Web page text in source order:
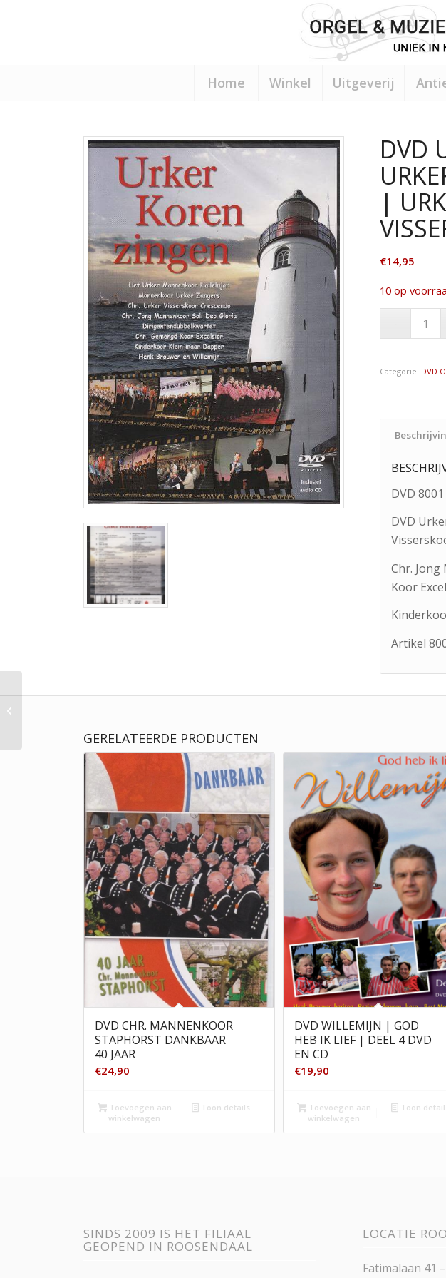
Home Winkel Uitgeverij
DVD
|
€14,95
10 op
Categorie: DVD
DVD 8001
DVD
Chr.
Koor
Artikel
GERELATEERDE PRODUCTEN
DVD CHR. MANNENKOOR
STAPHORST DANKBAAR
40 JAAR
€24,90
Toevoegen aan
winkelwagen
Toon details
DVD WILLEMIJN | GOD
HEB IK LIEF | DEEL 4 DVD
EN CD
€19,90
Toevoegen aan
winkelwagen
Toon
SINDS 2009 IS HET FILIAAL
GEOPEND IN ROOSENDAAL
LOCATIE
Fatimalaan 41